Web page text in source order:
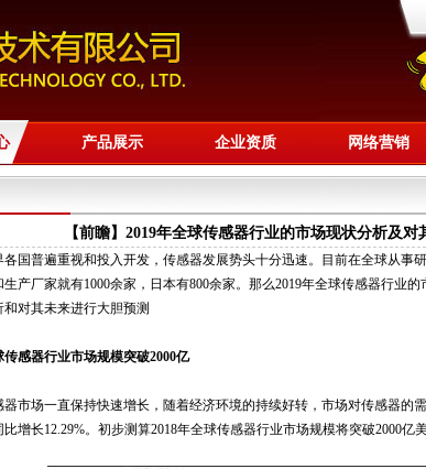
产品展示 企业资质 网络营销
【前瞻】2019年全球传感器行业的市场现状分析及对
普遍重视和投入开发，传感器发展势头十分迅速。目前在全球从事
产厂家就有1000余家，日本有800余家。那么2019年全球传感器行业
对其未来进行大胆预测
传感器行业市场规模突破2000亿
场一直保持快速增长，随着经济环境的持续好转，市场对传感器的
增长12.29%。初步测算2018年全球传感器行业市场规模将突破2000亿